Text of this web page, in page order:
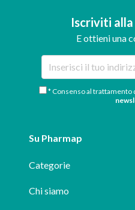
Iscriviti
E ottieni una
* Consenso al trattamento
Su Pharmap
Categorie
Chi siamo